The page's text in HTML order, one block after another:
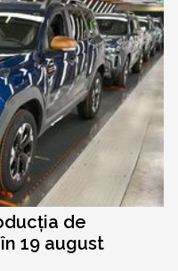
de
19 august